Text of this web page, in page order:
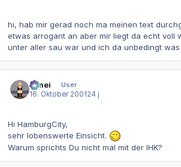
hi, hab mir gerad noch ma meinen text
etwas arrogant an aber mir liegt da echt voll
unter aller sau war und ich da unbedingt was
bimei
User
16. Oktober 2001 24 j
Hi HamburgCity,
sehr lobenswerte Einsicht.
Warum sprichts Du nicht mal mit der IHK?